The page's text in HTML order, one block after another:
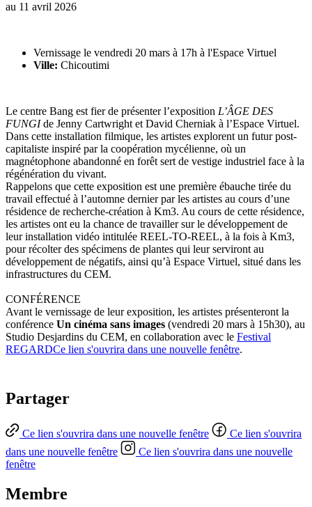
au 11 avril 2026
Vernissage le vendredi 20 mars à 17h à l'Espace Virtuel
Ville: Chicoutimi
Le centre Bang est fier de présenter l’exposition L’ÂGE DES
FUNGIde Jenny Cartwright et David Cherniak à l’Espace Virtuel.
Dans cette installation filmique, les artistes explorent un futur post-
capitaliste inspiré par la coopération mycélienne, où un
magnétophone abandonné en forêt sert de vestige industriel face à la
régénération du vivant.
Rappelons que cette exposition est une première ébauche tirée du
travail effectué à l’automne dernier par les artistes au cours d’une
résidence de recherche-création à Km3. Au cours de cette résidence,
les artistes ont eu la chance de travailler sur le développement de
leur installation vidéo intitulée REEL-TO-REEL, à la fois à Km3,
pour récolter des spécimens de plantes qui leur serviront au
développement de négatifs, ainsi qu’à Espace Virtuel, situé dans les
infrastructures du CEM.
CONFÉRENCE
Avant le vernissage de leur exposition, les artistes présenteront la
conférence Un cinéma sans images (vendredi 20 mars à 15h30), au
Studio Desjardins du CEM, en collaboration avec le Festival
REGARDCe lien s'ouvrira dans une nouvelle fenêtre.
Partager
Ce lien s'ouvrira dans une nouvelle fenêtre
Ce lien s'ouvrira
dans une nouvelle fenêtre
Ce lien s'ouvrira dans une nouvelle
fenêtre
Membre